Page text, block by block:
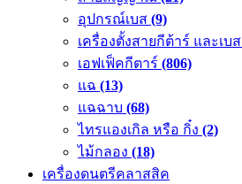
อุปกรณ์เบส (9)
เครื่องตั้งสายกีต้าร์ และเบส
เอฟเฟ็คกีตาร์ (806)
แฉ (13)
แฉฉาบ (68)
ไทรแองเกิล หรือ กิ๋ง (2)
ไม้กลอง (18)
เครื่องดนตรีคลาสสิค